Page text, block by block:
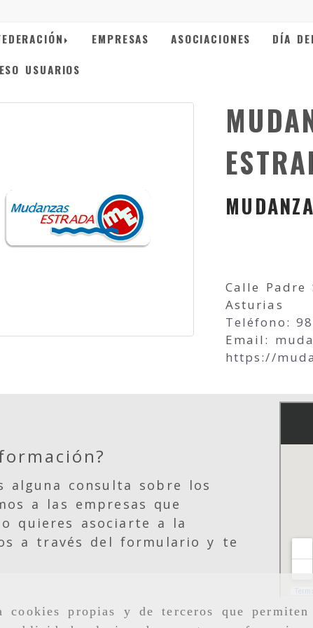
propias y de terceros que
EMPRESAS ASOCIACIONES DÍA
USUARIOS
Calle Padre
Asturias
Teléfono:
Email:
https://
alguna consulta sobre los
a las empresas que
o quieres asociarte a la
a través del formulario y te